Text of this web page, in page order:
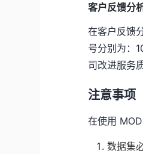
客户反馈分
在客户反馈
号分别为：
司改进服务
注意事项
在使用
数据集